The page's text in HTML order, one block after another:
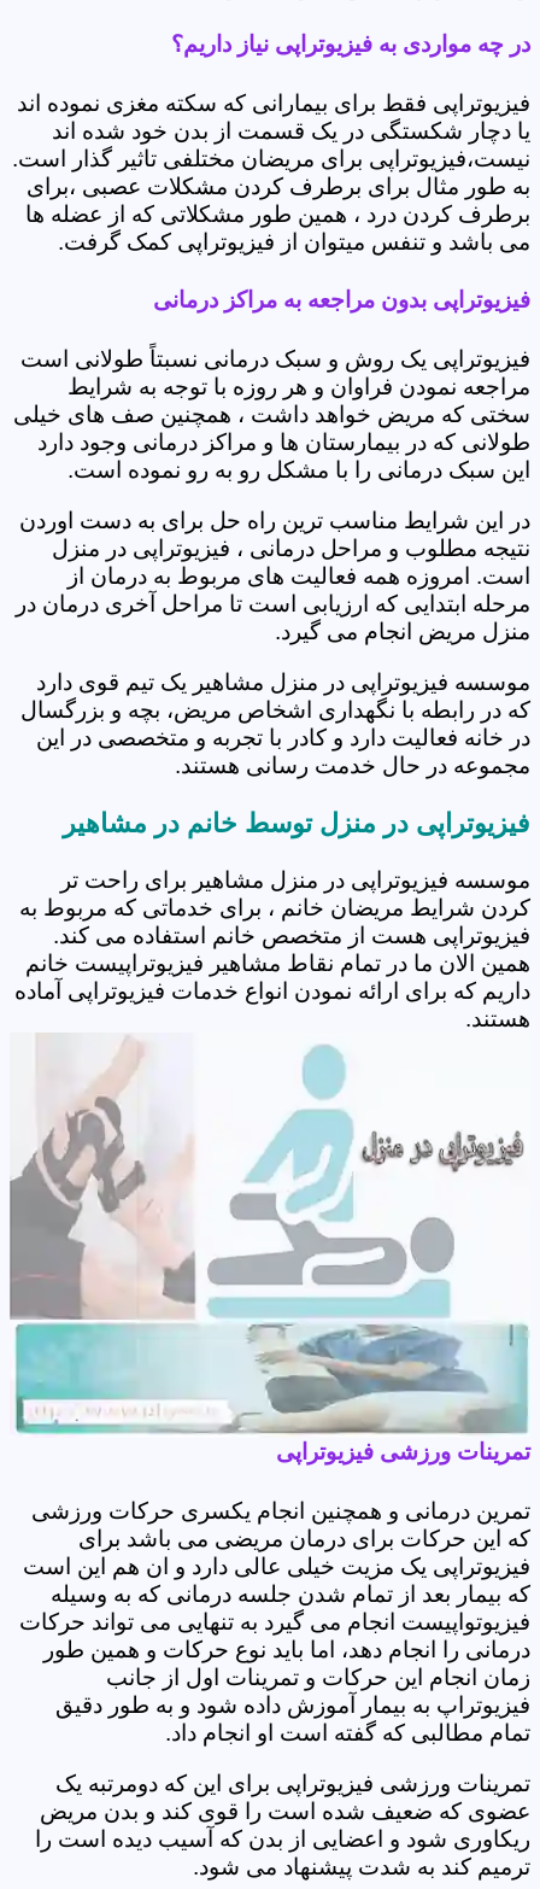
در چه مواردی به فیزیوتراپی نیاز داریم؟
فیزیوتراپی فقط برای بیمارانی که سکته مغزی نموده اند
یا دچار شکستگی در یک قسمت از بدن خود شده اند
نیست،فیزیوتراپی برای مریضان مختلفی تاثیر گذار است.
به طور مثال برای برطرف کردن مشکلات عصبی ،برای
برطرف کردن درد ، همین طور مشکلاتی که از عضله ها
می باشد و تنفس میتوان از فیزیوتراپی کمک گرفت.
فیزیوتراپی بدون مراجعه به مراکز درمانی
فیزیوتراپی یک روش و سبک درمانی نسبتاً طولانی است
مراجعه نمودن فراوان و هر روزه با توجه به شرایط
سختی که مریض خواهد داشت ، همچنین صف های خیلی
طولانی که در بیمارستان ها و مراکز درمانی وجود دارد
این سبک درمانی را با مشکل رو به رو نموده است.
در این شرایط مناسب ترین راه حل برای به دست اوردن
نتیجه مطلوب و مراحل درمانی ، فیزیوتراپی در منزل
است. امروزه همه فعالیت های مربوط به درمان از
مرحله ابتدایی که ارزیابی است تا مراحل آخری درمان در
منزل مریض انجام می گیرد.
موسسه فیزیوتراپی در منزل مشاهیر یک تیم قوی دارد
که در رابطه با نگهداری اشخاص مریض، بچه و بزرگسال
در خانه فعالیت دارد و کادر با تجربه و متخصصی در این
مجموعه در حال خدمت رسانی هستند.
فیزیوتراپی در منزل توسط خانم در مشاهیر
موسسه فیزیوتراپی در منزل مشاهیر برای راحت تر
کردن شرایط مریضان خانم ، برای خدماتی که مربوط به
فیزیوتراپی هست از متخصص خانم استفاده می کند.
همین الان ما در تمام نقاط مشاهیر فیزیوتراپیست خانم
داریم که برای ارائه نمودن انواع خدمات فیزیوتراپی آماده
هستند.
تمرینات ورزشی فیزیوتراپی
تمرین درمانی و همچنین انجام یکسری حرکات ورزشی
که این حرکات برای درمان مریضی می باشد برای
فیزیوتراپی یک مزیت خیلی عالی دارد و ان هم این است
که بیمار بعد از تمام شدن جلسه درمانی که به وسیله
فیزیوتواپیست انجام می گیرد به تنهایی می تواند حرکات
درمانی را انجام دهد، اما باید نوع حرکات و همین طور
زمان انجام این حرکات و تمرینات اول از جانب
فیزیوتراپ به بیمار آموزش داده شود و به طور دقیق
تمام مطالبی که گفته است او انجام داد.
تمرینات ورزشی فیزیوتراپی برای این که دومرتبه یک
عضوی که ضعیف شده است را قوی کند و بدن مریض
ریکاوری شود و اعضایی از بدن که آسیب دیده است را
ترمیم کند به شدت پیشنهاد می شود.